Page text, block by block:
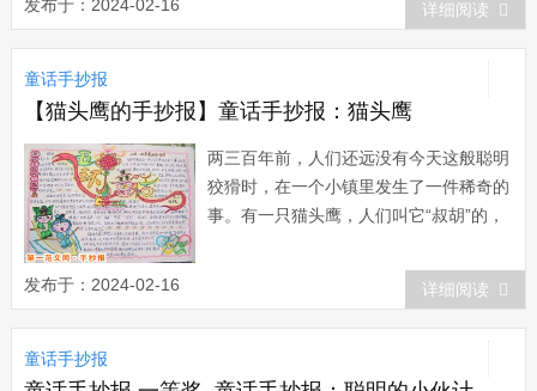
地道：“是啊是啊，多漂亮!多漂亮!”喜欢
拍马屁的小猩猩说：&ldq...
发布于：2024-02-16 详细阅读
童话手抄报
【猫头鹰的手抄报】童话手抄报：猫头鹰
两三百年前，人们还远没有今天这般聪明
狡猾时，在一个小镇里发生了一件稀奇的
事。有一只猫头鹰，人们叫它“叔胡”的，
里。天亮时，因为害怕别的鸟儿瞧见，会
发出可怕的叫声，它不敢冒险出来。早
上，家中的一个仆人到谷仓来取干草，看
发布于：2024-02-16 详细阅读
童话手抄报